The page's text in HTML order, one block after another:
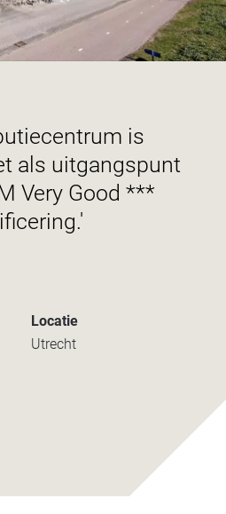
Locatie
Utrecht
is
als uitgangspunt
Very Good ***